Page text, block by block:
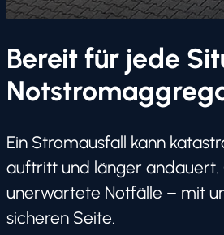
Bereit für jede
Ein Stromausfall kann
auftritt und länger
unerwartete Notfälle – mit
sicheren Seite.